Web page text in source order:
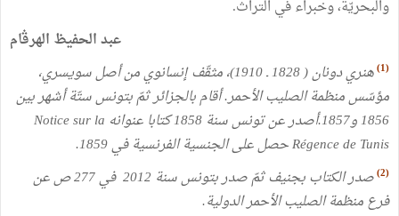
والبحريّة،وخبراءفي التراث.
عبدالحفيظ الهرڤام
(1) هنريدونان(
1828ـ1910
)،مثقّف إنسانويمنأصلسويسري،
مؤسّسمنظمة الصليب الأحمر.أقامبالجزائرثمّبتونسستّة أشهربين
1856و1857 .أصدرعنتونسسنة 1858كتابا عنوانه Notice sur la
Régence de Tunisحصلعلىالجنسية الفرنسية في1859
.
(2) صدرالكتاب بجنيف ثمّصدربتونسسنة 2012 في277صعن
فرعمنظمة الصليب الأحمرالدولية.